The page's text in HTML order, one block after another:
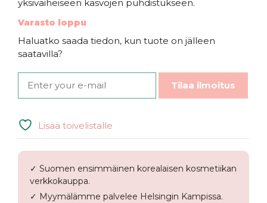
yksivaiheiseen kasvojen puhdistukseen.
Varasto loppu
Haluatko saada tiedon, kun tuote on jälleen
saatavilla?
Tilaa ilmoitus
Lisää toivelistalle
✓ Suomen ensimmäinen korealaisen kosmetiikan
verkkokauppa.
✓ Myymälämme palvelee Helsingin Kampissa.